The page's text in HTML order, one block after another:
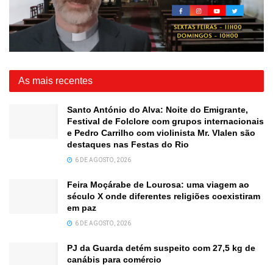
As mais recentes
Santo António do Alva: Noite do Emigrante,
Festival de Folclore com grupos internacionais
e Pedro Carrilho com violinista Mr. Vlalen são
destaques nas Festas do Rio
6 DE AGOSTO, 2026
Feira Moçárabe de Lourosa: uma viagem ao
século X onde diferentes religiões coexistiram
em paz
6 DE AGOSTO, 2026
PJ da Guarda detém suspeito com 27,5 kg de
canábis para comércio